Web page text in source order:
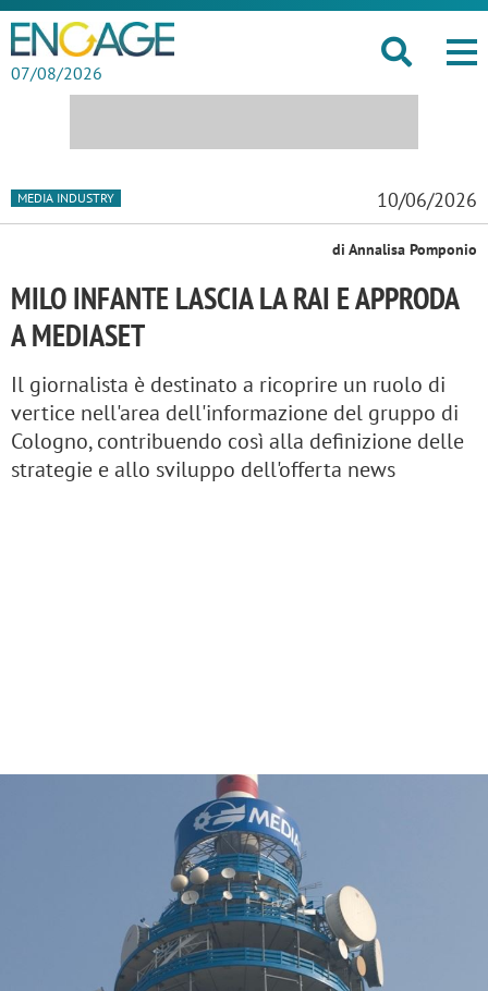
07/08/2026
MEDIA INDUSTRY 10/06/2026
di Annalisa Pomponio
MILO INFANTE LASCIA LA RAI E APPRODA
A MEDIASET
Il giornalista è destinato a ricoprire un ruolo di
vertice nell'area dell'informazione del gruppo di
Cologno, contribuendo così alla definizione delle
strategie e allo sviluppo dell'offerta news